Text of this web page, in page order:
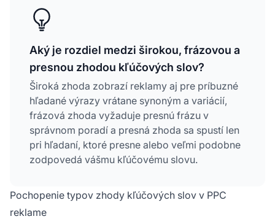
Aký je rozdiel medzi širokou, frázovou a
presnou zhodou kľúčových slov?
Široká zhoda zobrazí reklamy aj pre príbuzné
hľadané výrazy vrátane synoným a variácií,
frázová zhoda vyžaduje presnú frázu v
správnom poradí a presná zhoda sa spustí len
pri hľadaní, ktoré presne alebo veľmi podobne
zodpovedá vášmu kľúčovému slovu.
Pochopenie typov zhody kľúčových slov v PPC
reklame